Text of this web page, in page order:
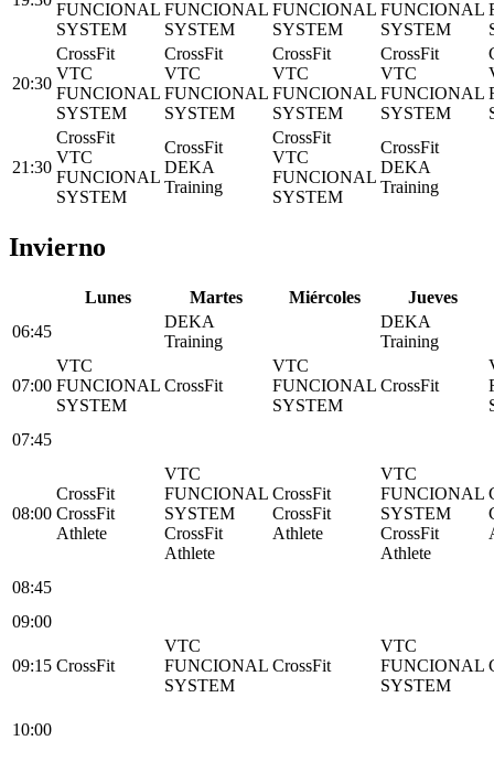
FUNCIONAL
SYSTEM
FUNCIONAL
SYSTEM
FUNCIONAL
SYSTEM
FUNCIONAL
SYSTEM
20:30
CrossFit
VTC
FUNCIONAL
SYSTEM
CrossFit
VTC
FUNCIONAL
SYSTEM
CrossFit
VTC
FUNCIONAL
SYSTEM
CrossFit
VTC
FUNCIONAL
SYSTEM
21:30
CrossFit
VTC
FUNCIONAL
SYSTEM
CrossFit
DEKA
Training
CrossFit
VTC
FUNCIONAL
SYSTEM
CrossFit
DEKA
Training
Invierno
Lunes Martes Miércoles Jueves
06:45
DEKA
Training
DEKA
Training
07:00
VTC
FUNCIONAL
SYSTEM
CrossFit
VTC
FUNCIONAL
SYSTEM
CrossFit
07:45
08:00
CrossFit
CrossFit
Athlete
VTC
FUNCIONAL
SYSTEM
CrossFit
Athlete
CrossFit
CrossFit
Athlete
VTC
FUNCIONAL
SYSTEM
CrossFit
Athlete
08:45
09:00
09:15 CrossFit
VTC
FUNCIONAL
SYSTEM
CrossFit
VTC
FUNCIONAL
SYSTEM
10:00